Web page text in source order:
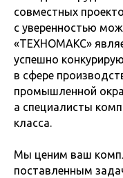
совместных
с уверенностью
«ТЕХНОМАКС»
успешно
в сфере
промышленной
а специалисты
класса.
Мы ценим ваш
поставленным